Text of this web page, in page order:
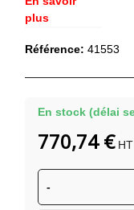
plus
Référence: 41553
En stock (délai
-
770,74 € HT